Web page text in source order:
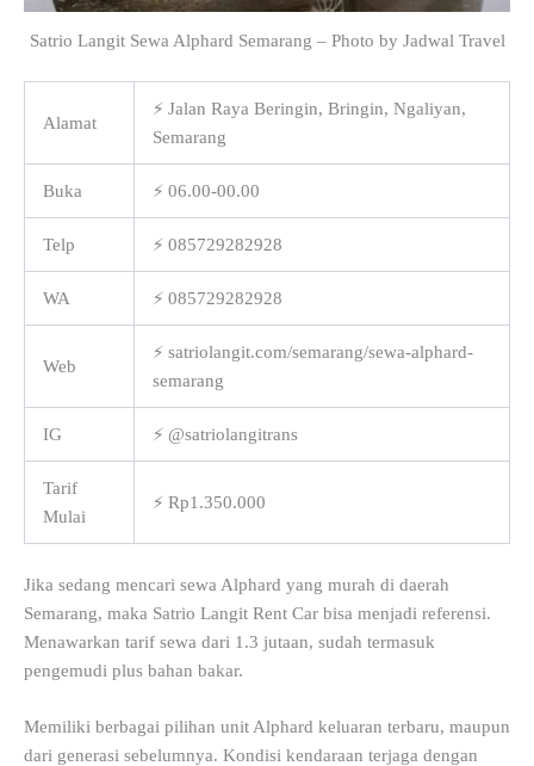
Satrio Langit Sewa Alphard Semarang – Photo by Jadwal Travel
Alamat
⚡ Jalan Raya Beringin, Bringin, Ngaliyan,
Semarang
Buka ⚡ 06.00-00.00
Telp ⚡ 085729282928
WA ⚡ 085729282928
Web
⚡ satriolangit.com/semarang/sewa-alphard-
semarang
IG ⚡ @satriolangitrans
Tarif
Mulai
⚡ Rp1.350.000
Jika sedang mencari sewa Alphard yang murah di daerah
Semarang, maka Satrio Langit Rent Car bisa menjadi referensi.
Menawarkan tarif sewa dari 1.3 jutaan, sudah termasuk
pengemudi plus bahan bakar.
Memiliki berbagai pilihan unit Alphard keluaran terbaru, maupun
dari generasi sebelumnya. Kondisi kendaraan terjaga dengan